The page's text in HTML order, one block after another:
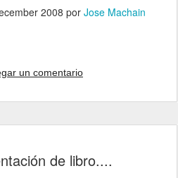
2008 por Jose Machain
un comentario
de libro....